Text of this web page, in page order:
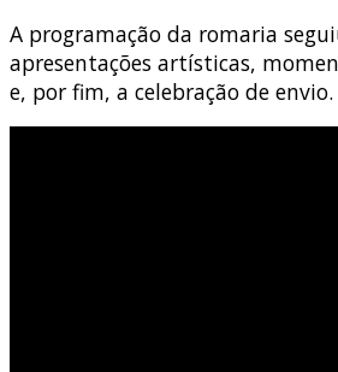
A programação da romaria
apresentações artísticas,
e, por fim, a celebração de envio.